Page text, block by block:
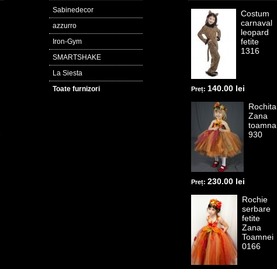
Sabinedecor
azzurro
Iron-Gym
SMARTSHAKE
La Siesta
Toate furnizori
Costum
carnaval
leopard
fetite
1316
Preț: 140.00 lei
Rochita
Zana
toamna
930
Preț: 230.00 lei
Rochie
serbare
fetite
Zana
Toamnei
0166